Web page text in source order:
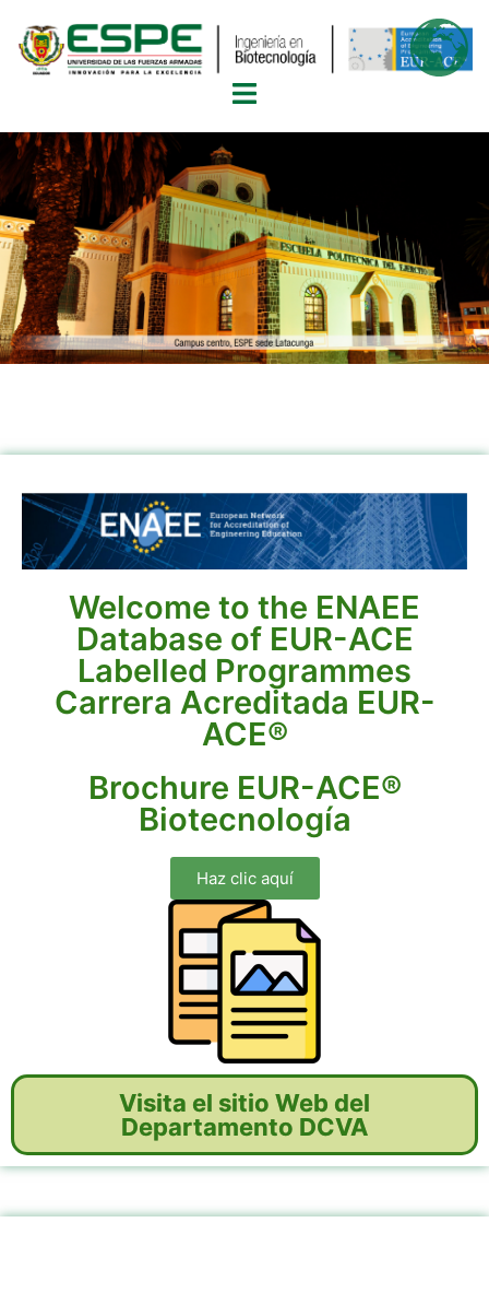
Welcome to the ENAEE
Database of EUR-ACE
Labelled Programmes
Carrera Acreditada EUR-
ACE®
Brochure EUR-ACE®
Biotecnología
Haz clic aquí
Visita el sitio Web del
Departamento DCVA